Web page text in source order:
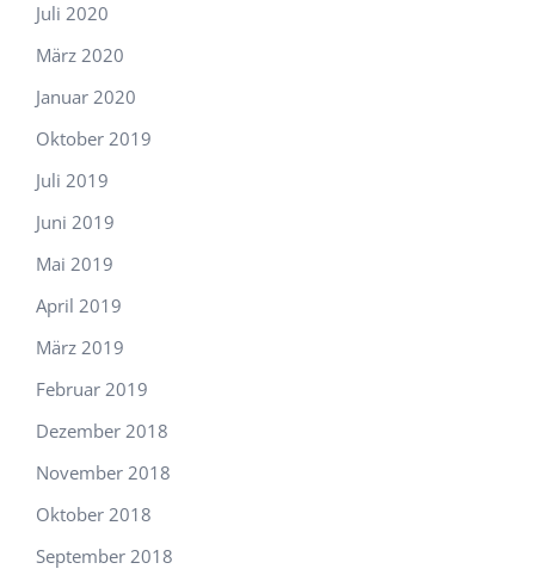
Juli 2020
März 2020
Januar 2020
Oktober 2019
Juli 2019
Juni 2019
Mai 2019
April 2019
März 2019
Februar 2019
Dezember 2018
November 2018
Oktober 2018
September 2018